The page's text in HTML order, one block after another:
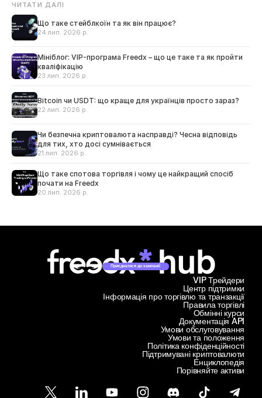
ЧИТАТИ ДАЛІ
Що таке стейблкоїн та як він працює?
24 лип. 2026 р.
Мініблог: VIP-програма Freedx – що це таке та як пройти
кваліфікацію
23 лип. 2026 р.
Bitcoin чи USDT: що краще для українців просто зараз?
22 лип. 2026 р.
Чи безпечна криптовалюта насправді? Чесна відповідь
для тих, хто досі сумнівається
21 лип. 2026 р.
Що таке спотова торгівля і чому це найкращий спосіб
почати на Freedx
20 лип. 2026 р.
Приєднатися до кампанії
Центр підтримки
Інформація про торгівлю та транзакції
VIP Трейдери
Правила торгівлі
Обмінні курси
Документація API
Умови обслуговування
Умови та положення
Політика конфіденційності
Підтримувані криптовалюти
Енциклопедія
Порівняйте активи